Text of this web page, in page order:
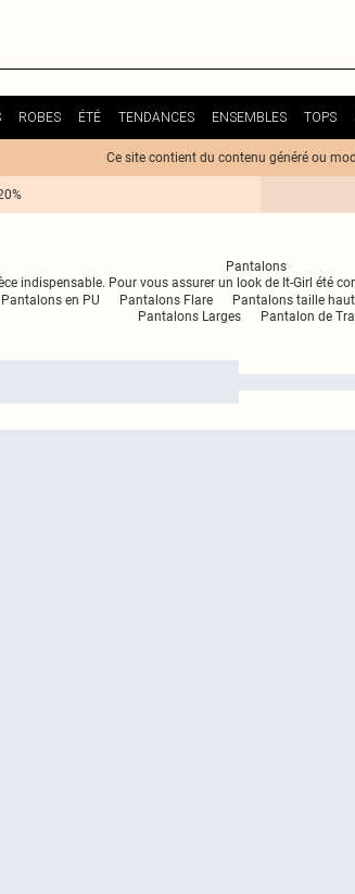
ROBES ÉTÉ TENDANCES ENSEMBLES TOPS
Ce site contient du contenu généré ou
Pantalons
indispensable. Pour vous assurer un look de It-Girl été
Pantalons en PU Pantalons Flare Pantalons taille
Pantalons Larges
Pantalon de